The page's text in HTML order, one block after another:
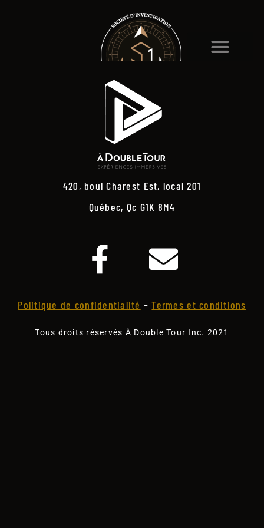
420, boul Charest Est, local 201
Québec, Qc G1K 8M4
Politique de confidentialité –Termes et conditions
Tous droits réservés À Double Tour Inc. 2021